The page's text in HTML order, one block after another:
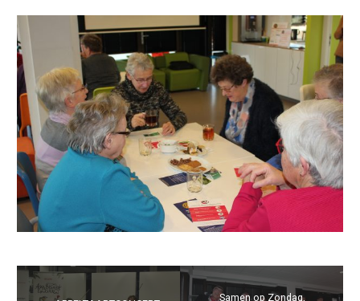
Samen op Zondag,